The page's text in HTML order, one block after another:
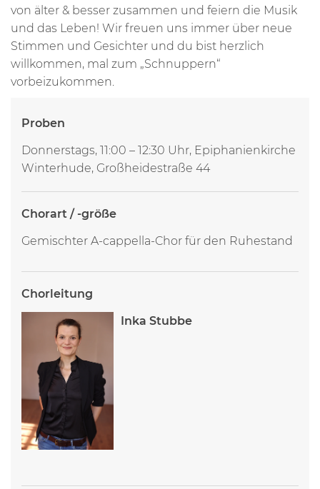
von älter & besser zusammen und feiern die Musik
und das Leben! Wir freuen uns immer über neue
Stimmen und Gesichter und du bist herzlich
willkommen, mal zum „Schnuppern“
vorbeizukommen.
Proben
Donnerstags, 11:00 – 12:30 Uhr, Epiphanienkirche
Winterhude, Großheidestraße 44
Chorart / -größe
Gemischter A-cappella-Chor für den Ruhestand
Chorleitung
Inka Stubbe